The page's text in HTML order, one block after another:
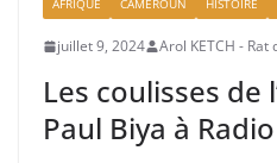
AFRIQUE CAMEROUN HISTOIRE
juillet 9, 2024 Arol KETCH - Rat
Les coulisses de
Paul Biya à